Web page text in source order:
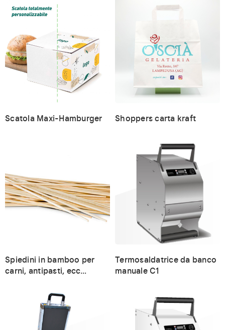
Scatola Maxi-Hamburger Shoppers carta kraft
Spiedini in bamboo per
carni, antipasti, ecc…
Termosaldatrice da banco
manuale C1